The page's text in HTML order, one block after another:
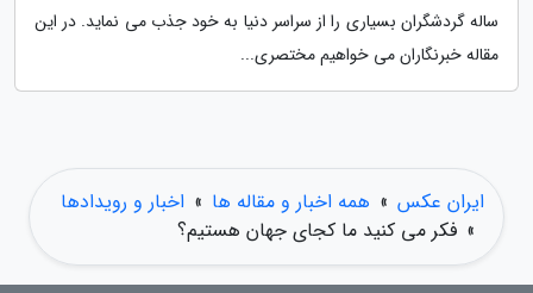
ساله گردشگران بسیاری را از سراسر دنیا به خود جذب می نماید. در این
مقاله خبرنگاران می خواهیم مختصری...
ایران عکس » همه اخبار و مقاله ها » اخبار و رویدادها
» فکر می کنید ما کجای جهان هستیم؟